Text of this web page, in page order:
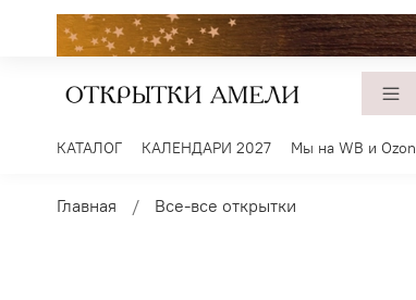
КАТАЛОГ КАЛЕНДАРИ 2027 Мы на WB и Ozon
Главная Все-все открытки